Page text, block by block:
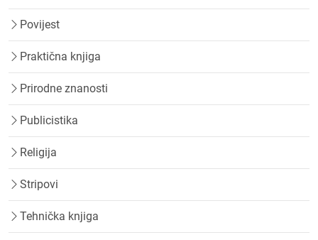
Povijest
Praktična knjiga
Prirodne znanosti
Publicistika
Religija
Stripovi
Tehnička knjiga